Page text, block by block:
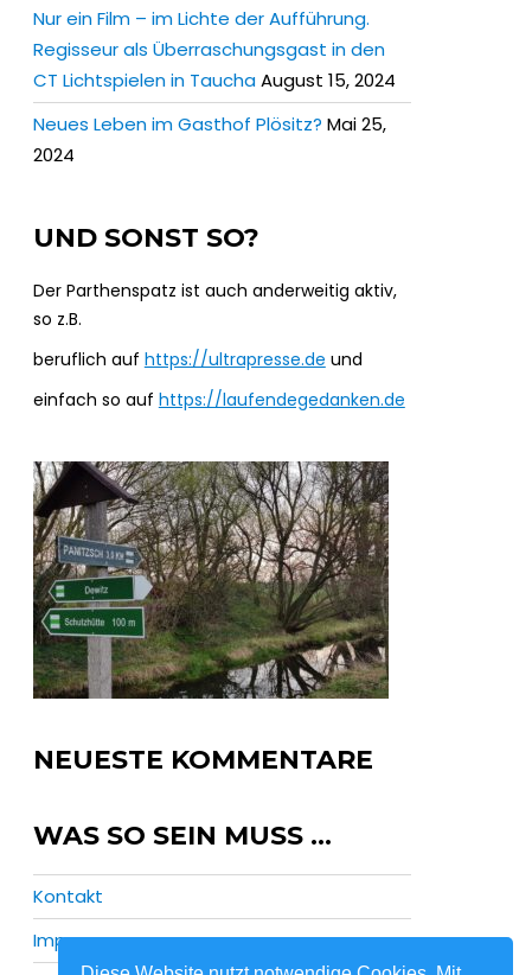
Nur ein Film – im Lichte der Aufführung.
Regisseur als Überraschungsgast in den
CT Lichtspielen in TauchaAugust 15, 2024
Neues Leben im Gasthof Plösitz? Mai 25,
2024
UND SONST SO?
Der Parthenspatz ist auch anderweitig aktiv,
so z.B.
beruflich auf https://ultrapresse.de und
einfach so auf https://laufendegedanken.de
NEUESTE KOMMENTARE
WAS SO SEIN MUSS …
Kontakt
Impressum